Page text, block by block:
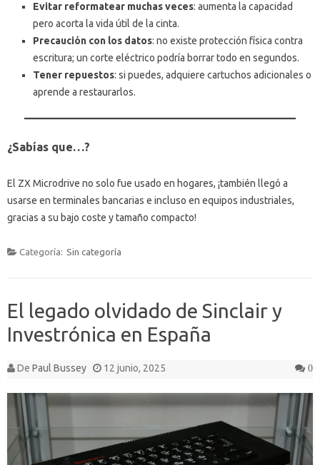
Evitar reformatear muchas veces: aumenta la capacidad
pero acorta la vida útil de la cinta.
Precaución con los datos: no existe protección física contra
escritura; un corte eléctrico podría borrar todo en segundos.
Tener repuestos: si puedes, adquiere cartuchos adicionales o
aprende a restaurarlos.
¿Sabías que…?
El ZX Microdrive no solo fue usado en hogares, ¡también llegó a
usarse en terminales bancarias e incluso en equipos industriales,
gracias a su bajo coste y tamaño compacto!
Categoría: Sin categoría
El legado olvidado de Sinclair y
Investrónica en España
De Paul Bussey 12 junio, 2025 0